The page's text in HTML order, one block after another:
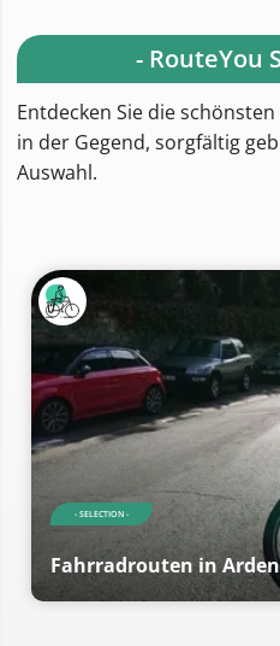
- RouteYou
Entdecken Sie die
in der Gegend, sorgfältig
Auswahl.
- SELECTION -
Fahrradrouten in